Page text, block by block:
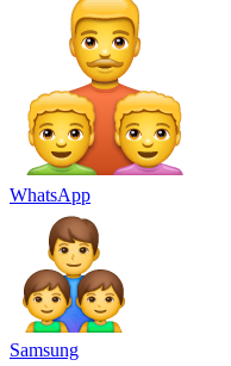
WhatsApp
Samsung